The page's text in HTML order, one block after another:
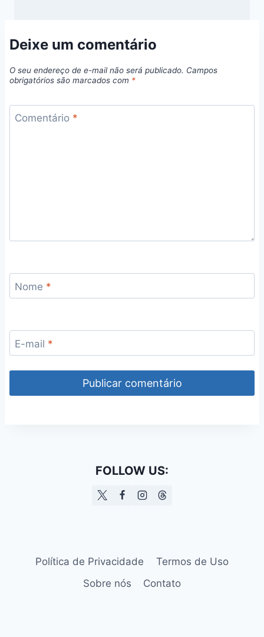
Deixe um comentário
O seu endereço de e-mail não será publicado. Campos
obrigatórios são marcados com *
Comentário *
Nome *
E-mail *
FOLLOW US:
Política de Privacidade
Termos de Uso
Sobre nós
Contato